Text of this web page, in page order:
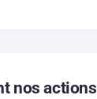
nos actions